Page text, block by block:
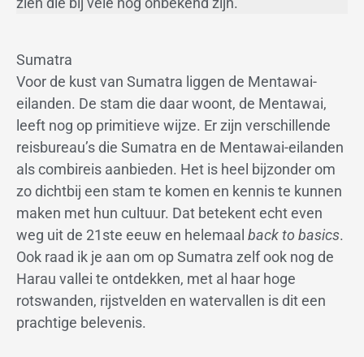
Sumatra
Voor de kust van Sumatra liggen de Mentawai-
eilanden. De stam die daar woont, de Mentawai,
leeft nog op primitieve wijze. Er zijn verschillende
reisbureau’s die Sumatra en de Mentawai-eilanden
als combireis aanbieden. Het is heel bijzonder om
zo dichtbij een stam te komen en kennis te kunnen
maken met hun cultuur. Dat betekent echt even
weg uit de 21ste eeuw en helemaal back to basics.
Ook raad ik je aan om op Sumatra zelf ook nog de
Harau vallei te ontdekken, met al haar hoge
rotswanden, rijstvelden en watervallen is dit een
prachtige belevenis.